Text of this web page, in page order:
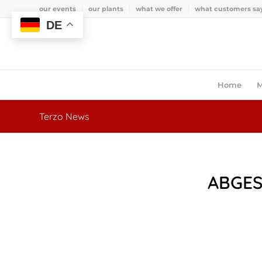
our events our plants what we offer what customers
Home
Terzo News
DE